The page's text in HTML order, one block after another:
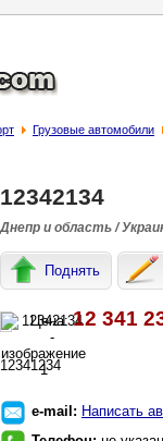
Грузовые автомобили
12342134
Днепр и область /
Поднять
Цена:12 341
12341234
e-mail: Написать